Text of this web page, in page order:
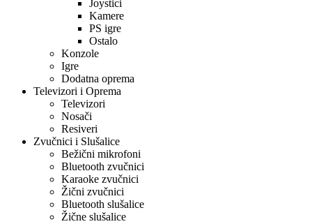
Joystici
Kamere
PS igre
Ostalo
Konzole
Igre
Dodatna oprema
Televizori i Oprema
Televizori
Nosači
Resiveri
Zvučnici i Slušalice
Bežični mikrofoni
Bluetooth zvučnici
Karaoke zvučnici
Žični zvučnici
Bluetooth slušalice
Žične slušalice